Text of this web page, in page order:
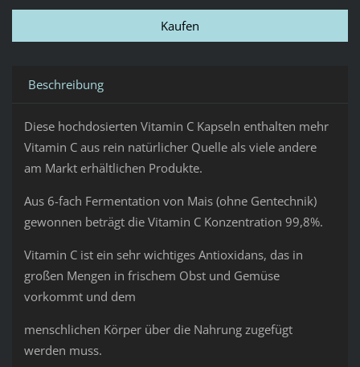
Beschreibung
Diese hochdosierten Vitamin C Kapseln enthalten mehr
Vitamin C aus rein natürlicher Quelle als viele andere
am Markt erhältlichen Produkte.
Aus 6-fach Fermentation von Mais (ohne Gentechnik)
gewonnen beträgt die Vitamin C Konzentration 99,8%.
Vitamin C ist ein sehr wichtiges Antioxidans, das in
großen Mengen in frischem Obst und Gemüse
vorkommt und dem
menschlichen Körper über die Nahrung zugefügt
werden muss.